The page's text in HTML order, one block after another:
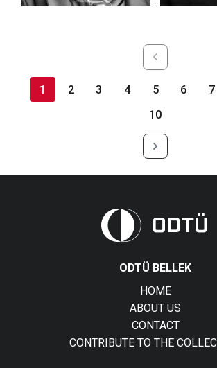
1 2 3 4 5 6 7
10
ODTÜ BELLEK
HOME
ABOUT US
CONTACT
CONTRIBUTE TO THE